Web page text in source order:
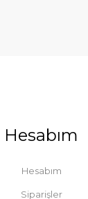
Hesabım
Hesabım
Siparişler